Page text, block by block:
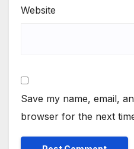
Website
Save my name, email,
browser for the next